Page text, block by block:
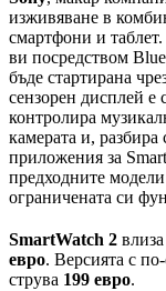
изживяване в
смартфони и
ви посредством
бъде стартирана
сензорен дисплей е
контролира
камерата и,
приложения за
предходните
ограничената си
SmartWatch 2
евро. Версията с
струва 199 евро.